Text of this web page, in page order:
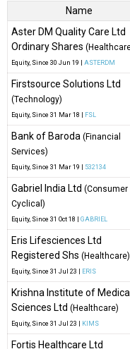
Name
Aster DM Quality Care Ltd
Ordinary Shares
Equity, Since 30 Jun 19 | ASTERDM
Firstsource Solutions Ltd
(Technology)
Equity, Since 31 Mar 18 | FSL
Bank of Baroda (Financial
Services)
Equity, Since 31 Mar 19 | 532134
Gabriel India Ltd (Consumer
Cyclical)
Equity, Since 31 Oct 18 | GABRIEL
Eris Lifesciences Ltd
Registered Shs (Healthcare)
Equity, Since 31 Jul 23 | ERIS
Krishna Institute of Medical
Sciences Ltd (Healthcare)
Equity, Since 31 Jul 23 | KIMS
Fortis Healthcare Ltd